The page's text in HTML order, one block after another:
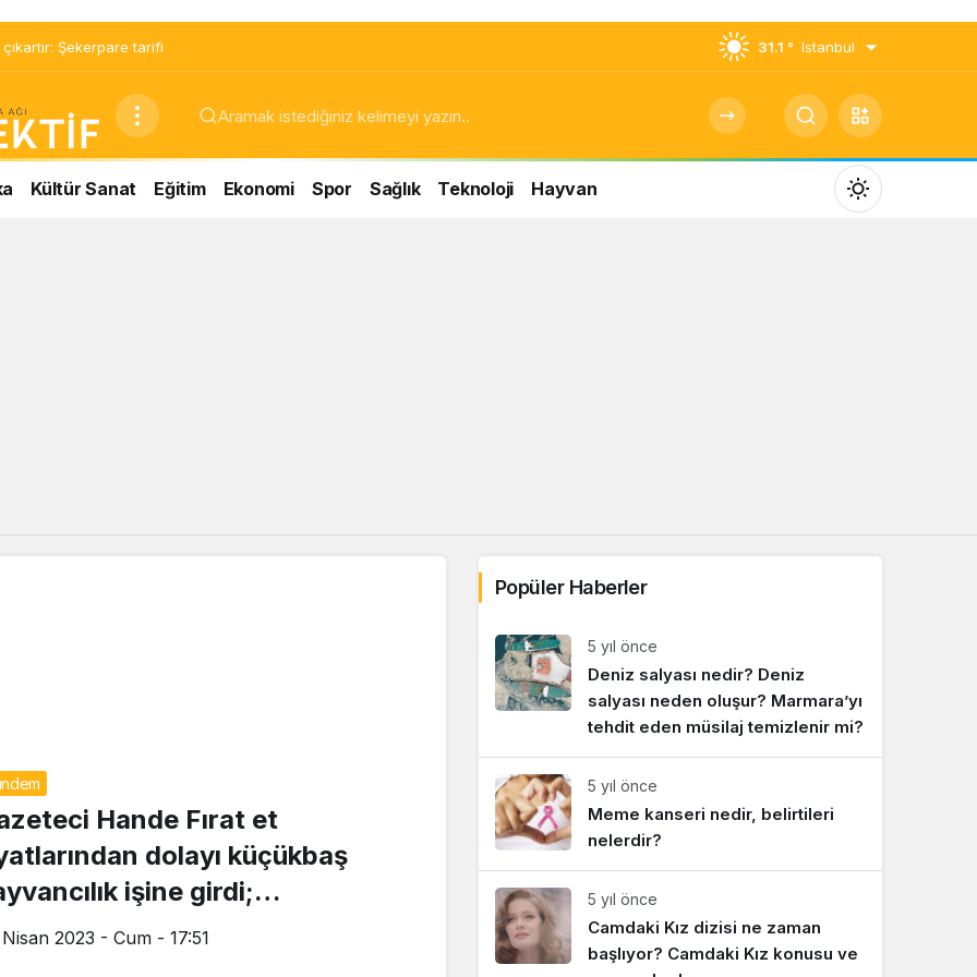
Şekerpare tarifi 31.1 ° Istanbul
Kültür Sanat Eğitim Ekonomi Spor Sağlık Teknoloji Hayvan
Mod
değiştir
Hande Fırat et
dolayı küçükbaş
işine girdi;
3,5 milyon TL hibe
2023 - Cum - 17:51
Popüler Haberler
5 yıl önce
Deniz salyası nedir? Deniz
salyası neden oluşur? Marmara’yı
tehdit eden müsilaj temizlenir mi?
5 yıl önce
Meme kanseri nedir, belirtileri
nelerdir?
5 yıl önce
Camdaki Kız dizisi ne zaman
başlıyor? Camdaki Kız konusu ve